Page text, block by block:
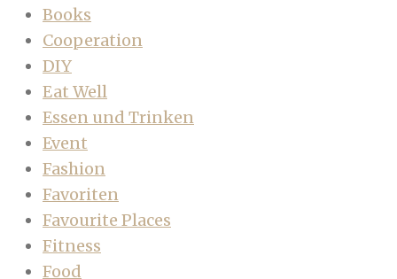
Books
Cooperation
DIY
Eat Well
Essen und Trinken
Event
Fashion
Favoriten
Favourite Places
Fitness
Food